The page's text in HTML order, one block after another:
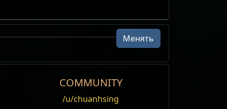
Менять
COMMUNITY
/u/chuanhsing